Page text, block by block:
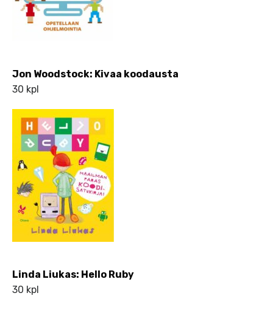
Jon Woodstock: Kivaa koodausta
30 kpl
Linda Liukas: Hello Ruby
30 kpl